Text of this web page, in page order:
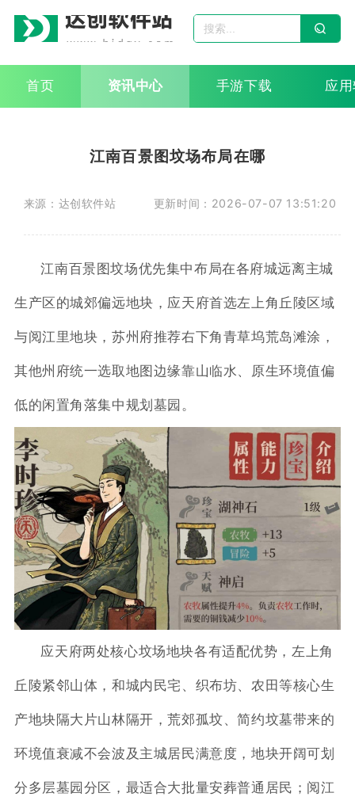
首页 资讯中心 手游下载 应
江南百景图坟场布局在哪
来源：达创软件站 更新时间：2026-07-07 13:51:20
江南百景图坟场优先集中布局在各府城远离主城
生产区的城郊偏远地块，应天府首选左上角丘陵区域
与阅江里地块，苏州府推荐右下角青草坞荒岛滩涂，
其他州府统一选取地图边缘靠山临水、原生环境值偏
低的闲置角落集中规划墓园。
应天府两处核心坟场地块各有适配优势，左上角
丘陵紧邻山体，和城内民宅、织布坊、农田等核心生
产地块隔大片山林隔开，荒郊孤坟、简约坟墓带来的
环境值衰减不会波及主城居民满意度，地块开阔可划
分多层墓园分区，最适合大批量安葬普通居民；阅江